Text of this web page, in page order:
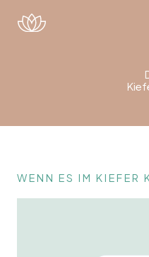
Inhalt
WENN ES IM KIEFER